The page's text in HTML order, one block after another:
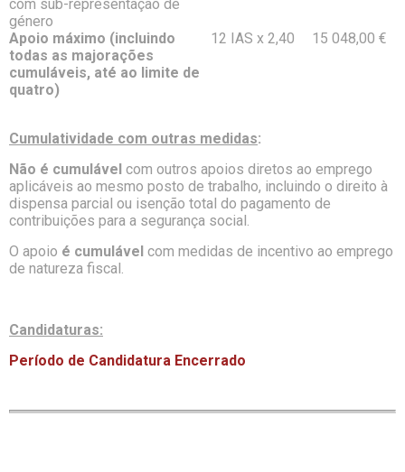
com sub-representação de
género
Apoio máximo (incluindo
todas as majorações
cumuláveis, até ao limite de
quatro)
12 IAS x 2,40 15 048,00 €
Cumulatividade com outras medidas:
Não é cumulável com outros apoios diretos ao emprego
aplicáveis ao mesmo posto de trabalho, incluindo o direito à
dispensa parcial ou isenção total do pagamento de
contribuições para a segurança social.
O apoio é cumulável com medidas de incentivo ao emprego
de natureza fiscal.
Candidaturas:
Período de Candidatura Encerrado